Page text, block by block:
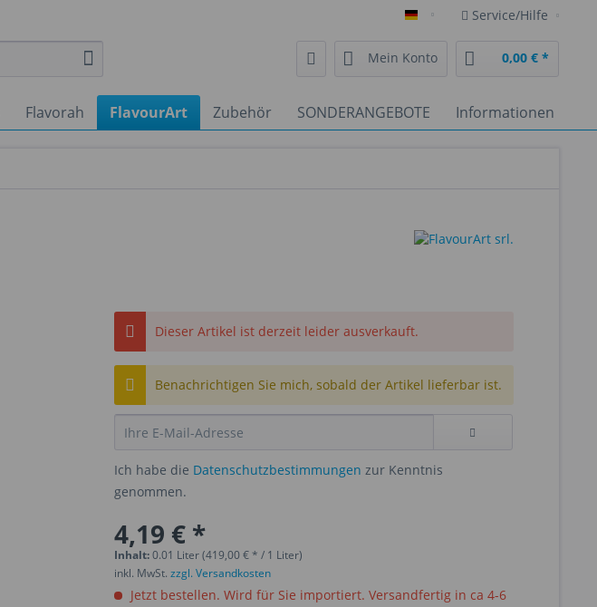
Deutsch Service/Hilfe
Mein Konto 0,00 € *
Flavorah FlavourArt Zubehör SONDERANGEBOTE Informationen
Dieser Artikel ist derzeit leider ausverkauft.
Benachrichtigen Sie mich, sobald der Artikel lieferbar ist.
Ich habe die Datenschutzbestimmungen zur Kenntnis
genommen.
4,19 € *
Inhalt:0.01 Liter (419,00 € * / 1 Liter)
inkl. MwSt.zzgl. Versandkosten
Jetzt bestellen. Wird für Sie importiert. Versandfertig in ca 4-6